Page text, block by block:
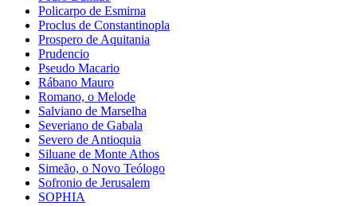
Policarpo de Esmirna
Proclus de Constantinopla
Prospero de Aquitania
Prudencio
Pseudo Macario
Rábano Mauro
Romano, o Melode
Salviano de Marselha
Severiano de Gabala
Severo de Antioquia
Siluane de Monte Athos
Simeão, o Novo Teólogo
Sofronio de Jerusalem
SOPHIA